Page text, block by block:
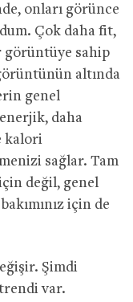
onları görünce
Çok daha fit,
görüntüye sahip
altında
genel
daha
kalori
sağlar. Tam
değil, genel
için de
Şimdi
var.